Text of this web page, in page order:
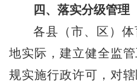
四、落实分级管理
各县（市、区）
地实际，建立健全监
规实施行政许可，对